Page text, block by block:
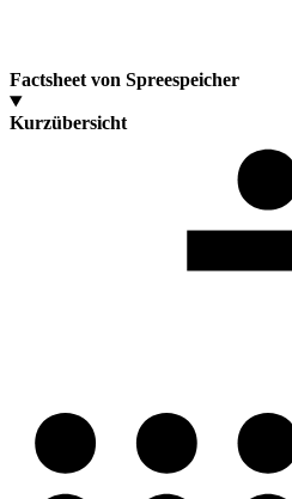
Factsheet von Spreespeicher
Kurzübersicht